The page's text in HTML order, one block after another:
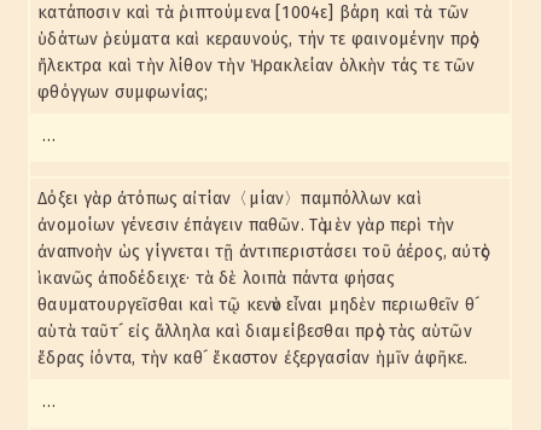
κατάποσιν καὶ τὰ ῥιπτούμενα [1004ε] βάρη καὶ τὰ τῶν
ὑδάτων ῥεύματα καὶ κεραυνούς, τήν τε φαινομένην πρὸς
ἤλεκτρα καὶ τὴν λίθον τὴν Ἡρακλείαν ὁλκὴν τάς τε τῶν
φθόγγων συμφωνίας;
…
Δόξει γὰρ ἀτόπως αἰτίαν〈μίαν〉παμπόλλων καὶ
ἀνομοίων γένεσιν ἐπάγειν παθῶν. Τὸ μὲν γὰρ περὶ τὴν
ἀναπνοὴν ὡς γίγνεται τῇ ἀντιπεριστάσει τοῦ ἀέρος, αὐτὸς
ἱκανῶς ἀποδέδειχε· τὰ δὲ λοιπὰ πάντα φήσας
θαυματουργεῖσθαι καὶ τῷ κενὸν εἶναι μηδὲν περιωθεῖν θ´
αὑτὰ ταῦτ´ εἰς ἄλληλα καὶ διαμείβεσθαι πρὸς τὰς αὑτῶν
ἕδρας ἰόντα, τὴν καθ´ ἕκαστον ἐξεργασίαν ἡμῖν ἀφῆκε.
…